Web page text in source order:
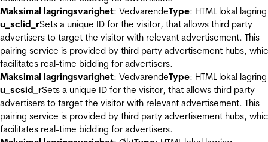
Maksimal lagringsvarighet: VedvarendeType: HTML lokal lagring
u_sclid_rSets a unique ID for the visitor, that allows third party
advertisers to target the visitor with relevant advertisement. This
pairing service is provided by third party advertisement hubs,
facilitates real-time bidding for advertisers.
Maksimal lagringsvarighet: VedvarendeType: HTML lokal lagring
u_scsid_rSets a unique ID for the visitor, that allows third party
advertisers to target the visitor with relevant advertisement. This
pairing service is provided by third party advertisement hubs,
facilitates real-time bidding for advertisers.